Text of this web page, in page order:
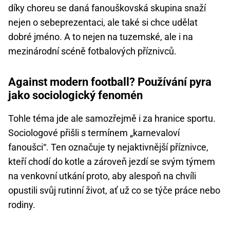
díky choreu se daná fanouškovská skupina snaží
nejen o sebeprezentaci, ale také si chce udělat
dobré jméno. A to nejen na tuzemské, ale i na
mezinárodní scéně fotbalových příznivců.
Against modern football? Používání pyra
jako sociologický fenomén
Tohle téma jde ale samozřejmě i za hranice sportu.
Sociologové přišli s termínem „karnevaloví
fanoušci“. Ten označuje ty nejaktivnější příznivce,
kteří chodí do kotle a zároveň jezdí se svým týmem
na venkovní utkání proto, aby alespoň na chvíli
opustili svůj rutinní život, ať už co se týče práce nebo
rodiny.